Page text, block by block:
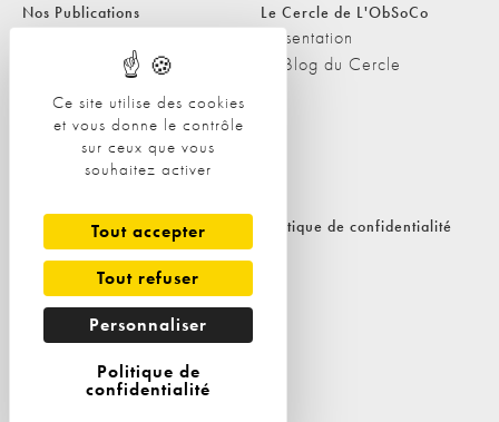
Ce site utilise des cookies
et vous donne le contrôle
sur ceux que vous
souhaitez activer
Tout accepter
Tout refuser
Personnaliser
Politique de
confidentialité
Nos Publications
Les Podcasts de L'ObSoCo
L'ObSoCo dans les médias
Le Cercle de L'ObSoCo
Présentation
Le Blog du Cercle
Contacts
Nous contacter
Politique de cookies Politique de confidentialité